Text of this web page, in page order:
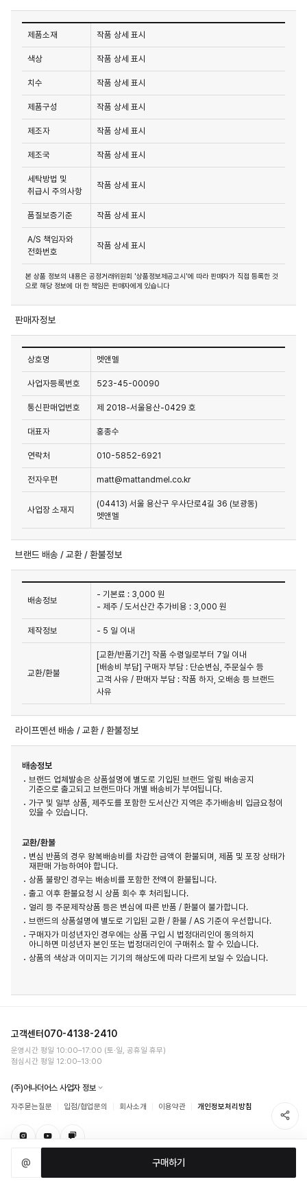
@ 구매하기
제품소재 작품 상세 표시
색상 작품 상세 표시
치수 작품 상세 표시
제품구성 작품 상세 표시
제조자 작품 상세 표시
제조국 작품 상세 표시
세탁방법 및
취급시 주의사항
작품 상세 표시
품질보증기준 작품 상세 표시
A/S 책임자와
전화번호
작품 상세 표시
본 상품 정보의 내용은 공정거래위원회 '상품정보제공고시'에 따라 판매자가 직접 등록한 것
으로 해당 정보에 대 한 책임은 판매자에게 있습니다
판매자정보
상호명 멧앤멜
사업자등록번호 523-45-00090
통신판매업번호 제 2018-서울용산-0429 호
대표자 홍종수
연락처 010-5852-6921
전자우편 matt@mattandmel.co.kr
사업장 소재지
(04413) 서울 용산구 우사단로4길 36 (보광동)
멧앤멜
브랜드 배송 / 교환 / 환불정보
배송정보
- 기본료 : 3,000 원
- 제주 / 도서산간 추가비용 : 3,000 원
제작정보 - 5 일 이내
교환/환불
[교환/반품기간] 작품 수령일로부터 7일 이내
[배송비 부담] 구매자 부담 : 단순변심, 주문실수 등
고객 사유 / 판매자 부담 : 작품 하자, 오배송 등 브랜드
사유
라이프멘션 배송 / 교환 / 환불정보
배송정보
브랜드 업체발송은 상품설명에 별도로 기입된 브랜드 알림 배송공지
기준으로 출고되고 브랜드마다 개별 배송비가 부여됩니다.
가구 및 일부 상품, 제주도를 포함한 도서산간 지역은 추가배송비 입금요청이
있을 수 있습니다.
교환/환불
변심 반품의 경우 왕복배송비를 차감한 금액이 환불되며, 제품 및 포장 상태가
재판매 가능하여야 합니다.
상품 불량인 경우는 배송비를 포함한 전액이 환불됩니다.
출고 이후 환불요청 시 상품 회수 후 처리됩니다.
얼리 등 주문제작상품 등은 변심에 따른 반품 / 환불이 불가합니다.
브랜드의 상품설명에 별도로 기입된 교환 / 환불 / AS 기준이 우선합니다.
구매자가 미성년자인 경우에는 상품 구입 시 법정대리인이 동의하지
아니하면 미성년자 본인 또는 법정대리인이 구매취소 할 수 있습니다.
상품의 색상과 이미지는 기기의 해상도에 따라 다르게 보일 수 있습니다.
고객센터 070-4138-2410
운영시간 평일 10:00–17:00 (토·일, 공휴일 휴무)
점심시간 평일 12:00–13:00
(주)어나더어스 사업자 정보
자주묻는질문 입점/협업문의 회사소개 이용약관 개인정보처리방침
일부 상품의 경우 (주)어나더어스는 통신판매의 당사자가 아닌 통신판매중개자로서 상품, 상품정보,
거래에 대한 책임이 제한될 수 있으므로, 각 상품 페이지에서 구체적인 내용을 확인하시기 바랍니다.